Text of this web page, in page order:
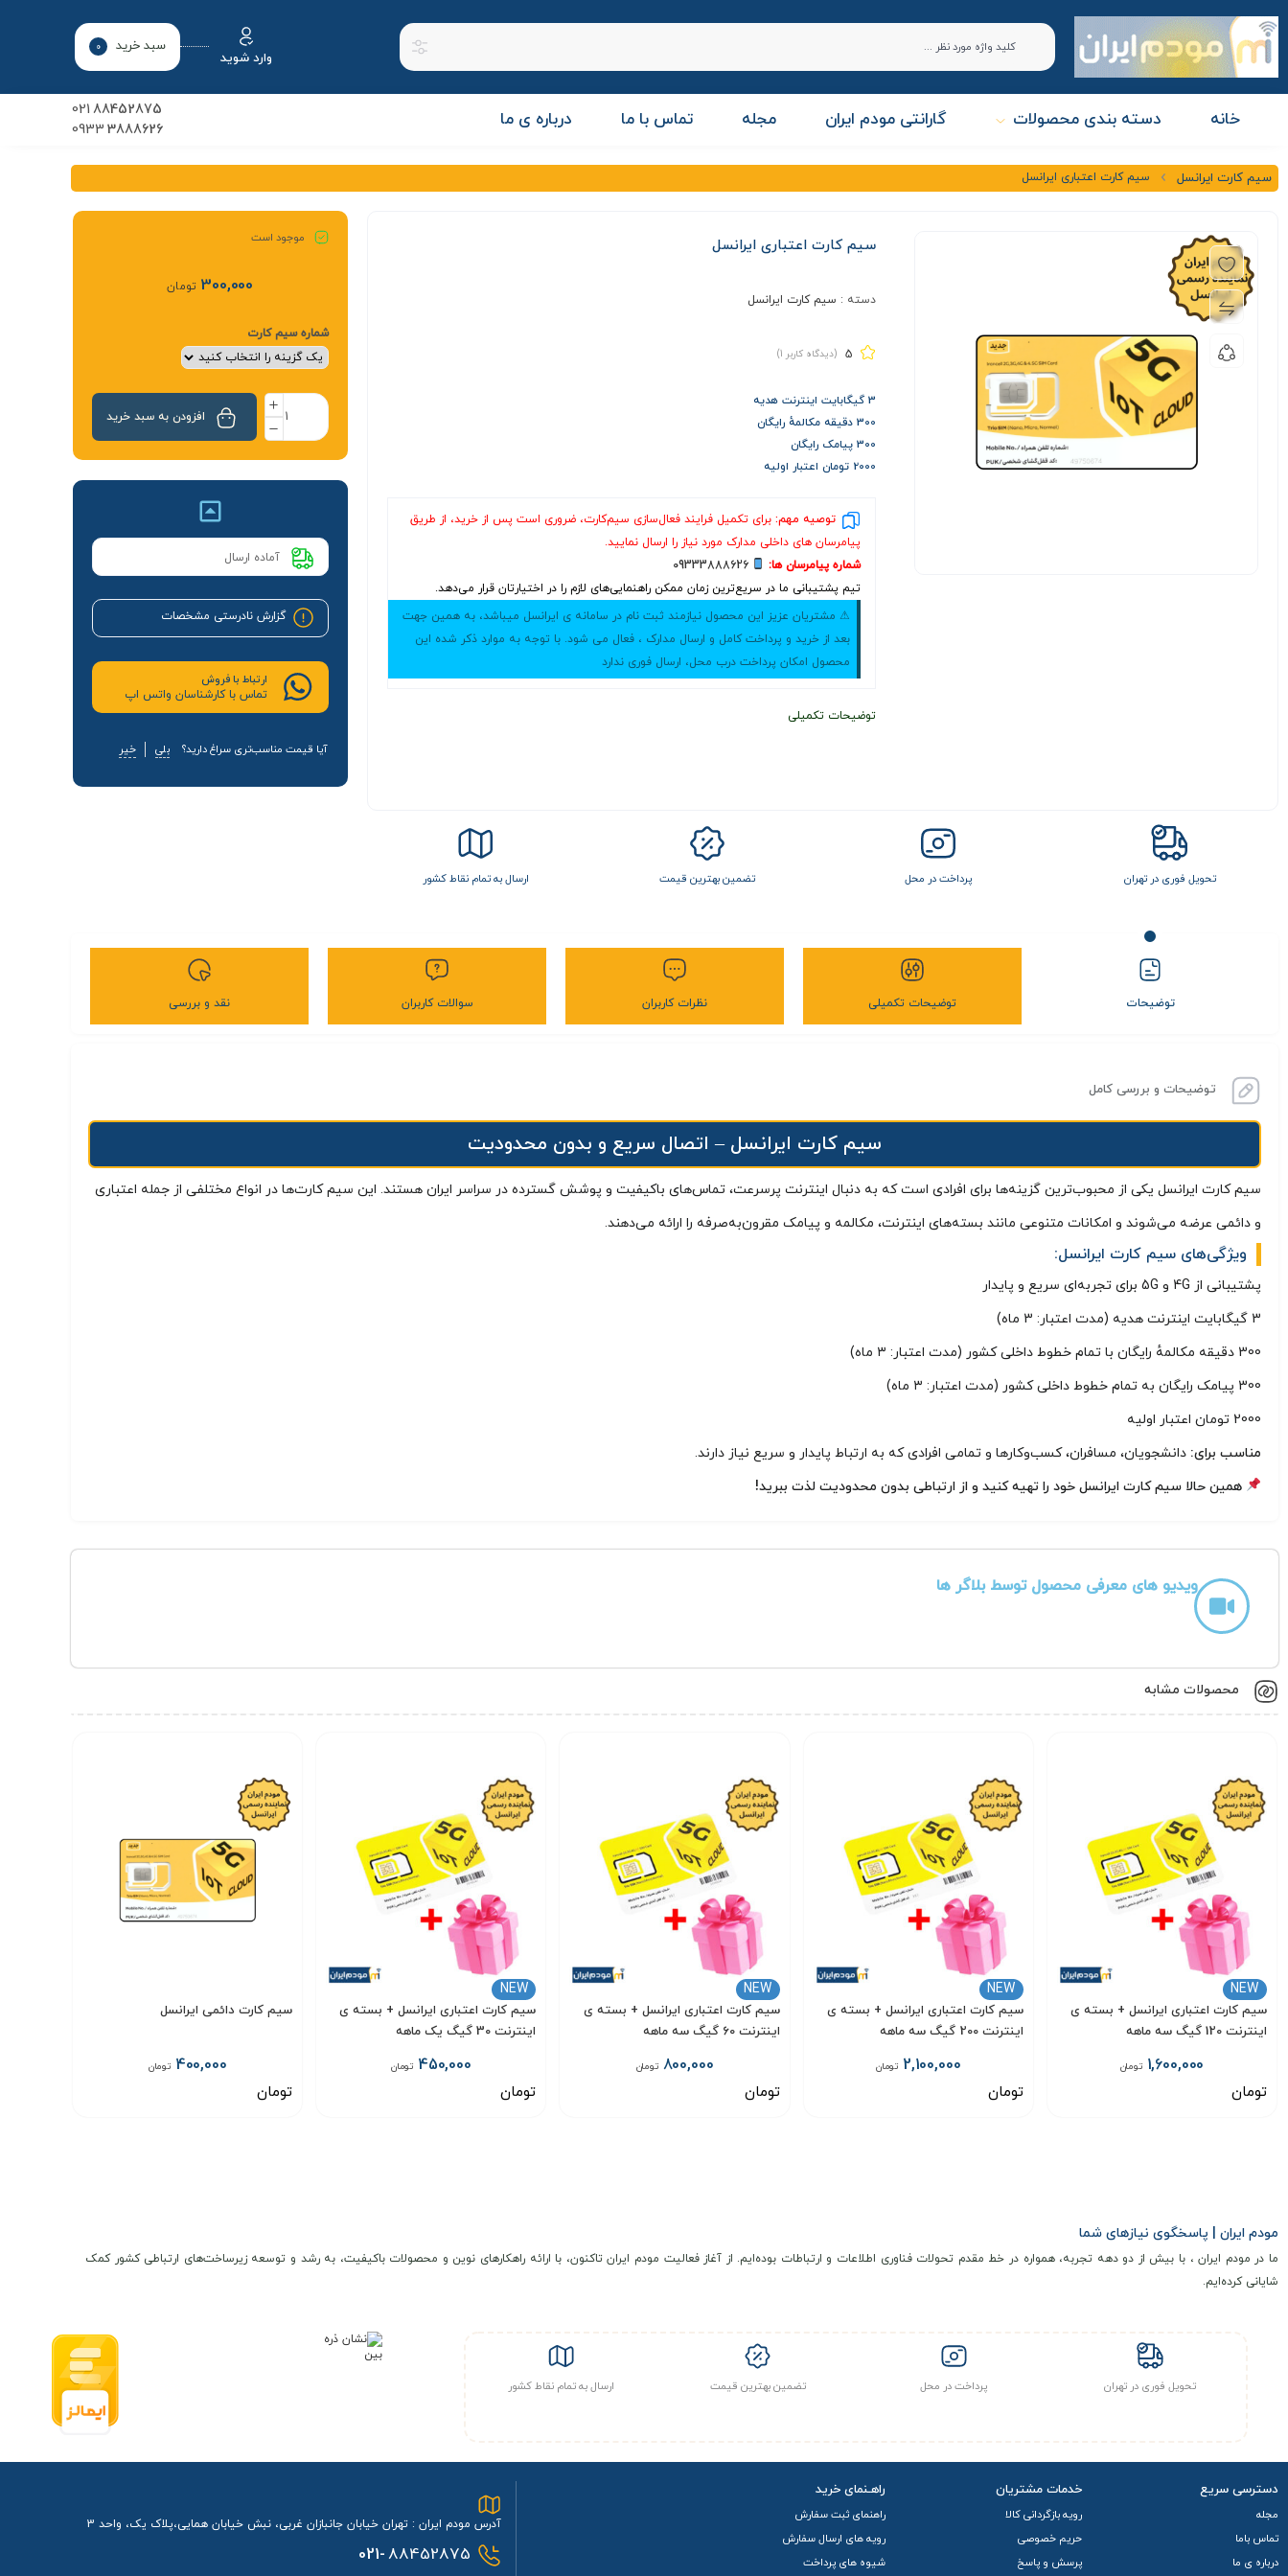
وارد شوید
سبد خرید 0
خانه دسته بندی محصولات گارانتی مودم ایران مجله تماس با ما درباره ی ما 88452875
021
3888626
0933
سیم کارت ایرانسل سیم کارت اعتباری ایرانسل
سیم کارت اعتباری ایرانسل
دسته : سیم کارت ایرانسل
5 (دیدگاه کاربر 1
)
3 گیگابایت اینترنت هدیه
300 دقیقه مکالمهٔ رایگان
300 پیامک رایگان
2000 تومان اعتبار اولیه
توصیه مهم: برای تکمیل فرایند فعال‌سازی سیم‌کارت، ضروری است پس از خرید، از طریق
پیامرسان های داخلی مدارک مورد نیاز را ارسال نمایید.
شماره پیامرسان ها:
09333888626
تیم پشتیبانی ما در سریع‌ترین زمان ممکن راهنمایی‌های لازم را در اختیارتان قرار می‌دهد.
⚠ مشتریان عزیز این محصول نیازمند ثبت نام در سامانه ی ایرانسل میباشد، به همین جهت
بعد از خرید و پرداخت کامل و ارسال مدارک ، فعال می شود. با توجه به موارد ذکر شده این
محصول امکان پرداخت درب محل، ارسال فوری ندارد
توضیحات تکمیلی
تحویل فوری در تهران پرداخت در محل تضمین بهترین قیمت ارسال به تمام نقاط کشور
موجود است
300,000 تومان
شماره سیم کارت
افزودن به سبد خرید
آماده ارسال
گزارش نادرستی مشخصات
ارتباط با فروش
تماس با کارشناسان واتس اپ
آیا قیمت مناسب‌تری سراغ دارید؟ بلی خیر
توضیحات توضیحات تکمیلی نظرات کاربران سوالات کاربران نقد و بررسی
توضیحات و بررسی کامل
سیم کارت ایرانسل – اتصال سریع و بدون محدودیت
سیم کارت ایرانسل یکی از محبوب‌ترین گزینه‌ها برای افرادی است که به دنبال اینترنت پرسرعت، تماس‌های باکیفیت و پوشش گسترده در سراسر ایران هستند. این سیم کارت‌ها در انواع مختلفی از جمله اعتباری
و دائمی عرضه می‌شوند و امکانات متنوعی مانند بسته‌های اینترنت، مکالمه و پیامک مقرون‌به‌صرفه را ارائه می‌دهند.
ویژگی‌های سیم کارت ایرانسل:
پشتیبانی از 4G و 5G برای تجربه‌ای سریع و پایدار
3 گیگابایت اینترنت هدیه (مدت اعتبار: 3 ماه)
300 دقیقه مکالمهٔ رایگان با تمام خطوط داخلی کشور (مدت اعتبار: ۳ ماه)
300 پیامک رایگان به تمام خطوط داخلی کشور (مدت اعتبار: ۳ ماه)
2000 تومان اعتبار اولیه
مناسب برای: دانشجویان، مسافران، کسب‌وکارها و تمامی افرادی که به ارتباط پایدار و سریع نیاز دارند.
همین حالا سیم کارت ایرانسل خود را تهیه کنید و از ارتباطی بدون محدودیت لذت ببرید!
ویدیو های معرفی محصول توسط بلاگر ها
محصولات مشابه
NEW
سیم کارت اعتباری ایرانسل + بسته ی
اینترنت 120 گیگ سه ماهه
1,600,000 تومان
تومان
NEW
سیم کارت اعتباری ایرانسل + بسته ی
اینترنت 200 گیگ سه ماهه
2,100,000 تومان
تومان
NEW
سیم کارت اعتباری ایرانسل + بسته ی
اینترنت 60 گیگ سه ماهه
800,000 تومان
تومان
NEW
سیم کارت اعتباری ایرانسل + بسته ی
اینترنت 30 گیگ یک ماهه
450,000 تومان
تومان
سیم کارت دائمی ایرانسل
400,000 تومان
تومان
مودم ایران | پاسخگوی نیازهای شما
ما در مودم ایران ، با بیش از دو دهه تجربه، همواره در خط مقدم تحولات فناوری اطلاعات و ارتباطات بوده‌ایم. از آغاز فعالیت مودم ایران تاکنون، با ارائه راهکارهای نوین و محصولات باکیفیت، به رشد و توسعه زیرساخت‌های ارتباطی کشور کمک
شایانی کرده‌ایم.
تحویل فوری در تهران پرداخت در محل تضمین بهترین قیمت ارسال به تمام نقاط کشور
دسترسی سریع
مجله
تماس باما
درباره ی ما
خدمات مشتریان
رویه بازگردانی کالا
حریم خصوصی
پرسش و پاسخ
راهـنمای خرید
راهنمای ثبت سفارش
رویه های ارسال سفارش
شیوه های پرداخت
آدرس مودم ایران : تهران خیابان جانبازان غربی، نبش خیابان همایی،پلاک یک، واحد 3
021-88452875